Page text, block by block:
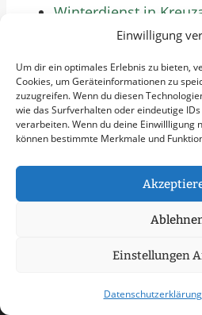
Einwilligung
Um dir ein optimales Erlebnis zu bieten,
Cookies, um Geräteinformationen zu
zuzugreifen. Wenn du diesen
wie das Surfverhalten oder eindeutige
verarbeiten. Wenn du deine Einwillligung
können bestimmte Merkmale und
Einstellungen
Datenschutzerklärung
Winterdienst in
Winterdienst in
Winterdienst in
Winterdienst in
Winterdienst in
Winterdienst in
Winterdienst in
Jetzt Anfrage